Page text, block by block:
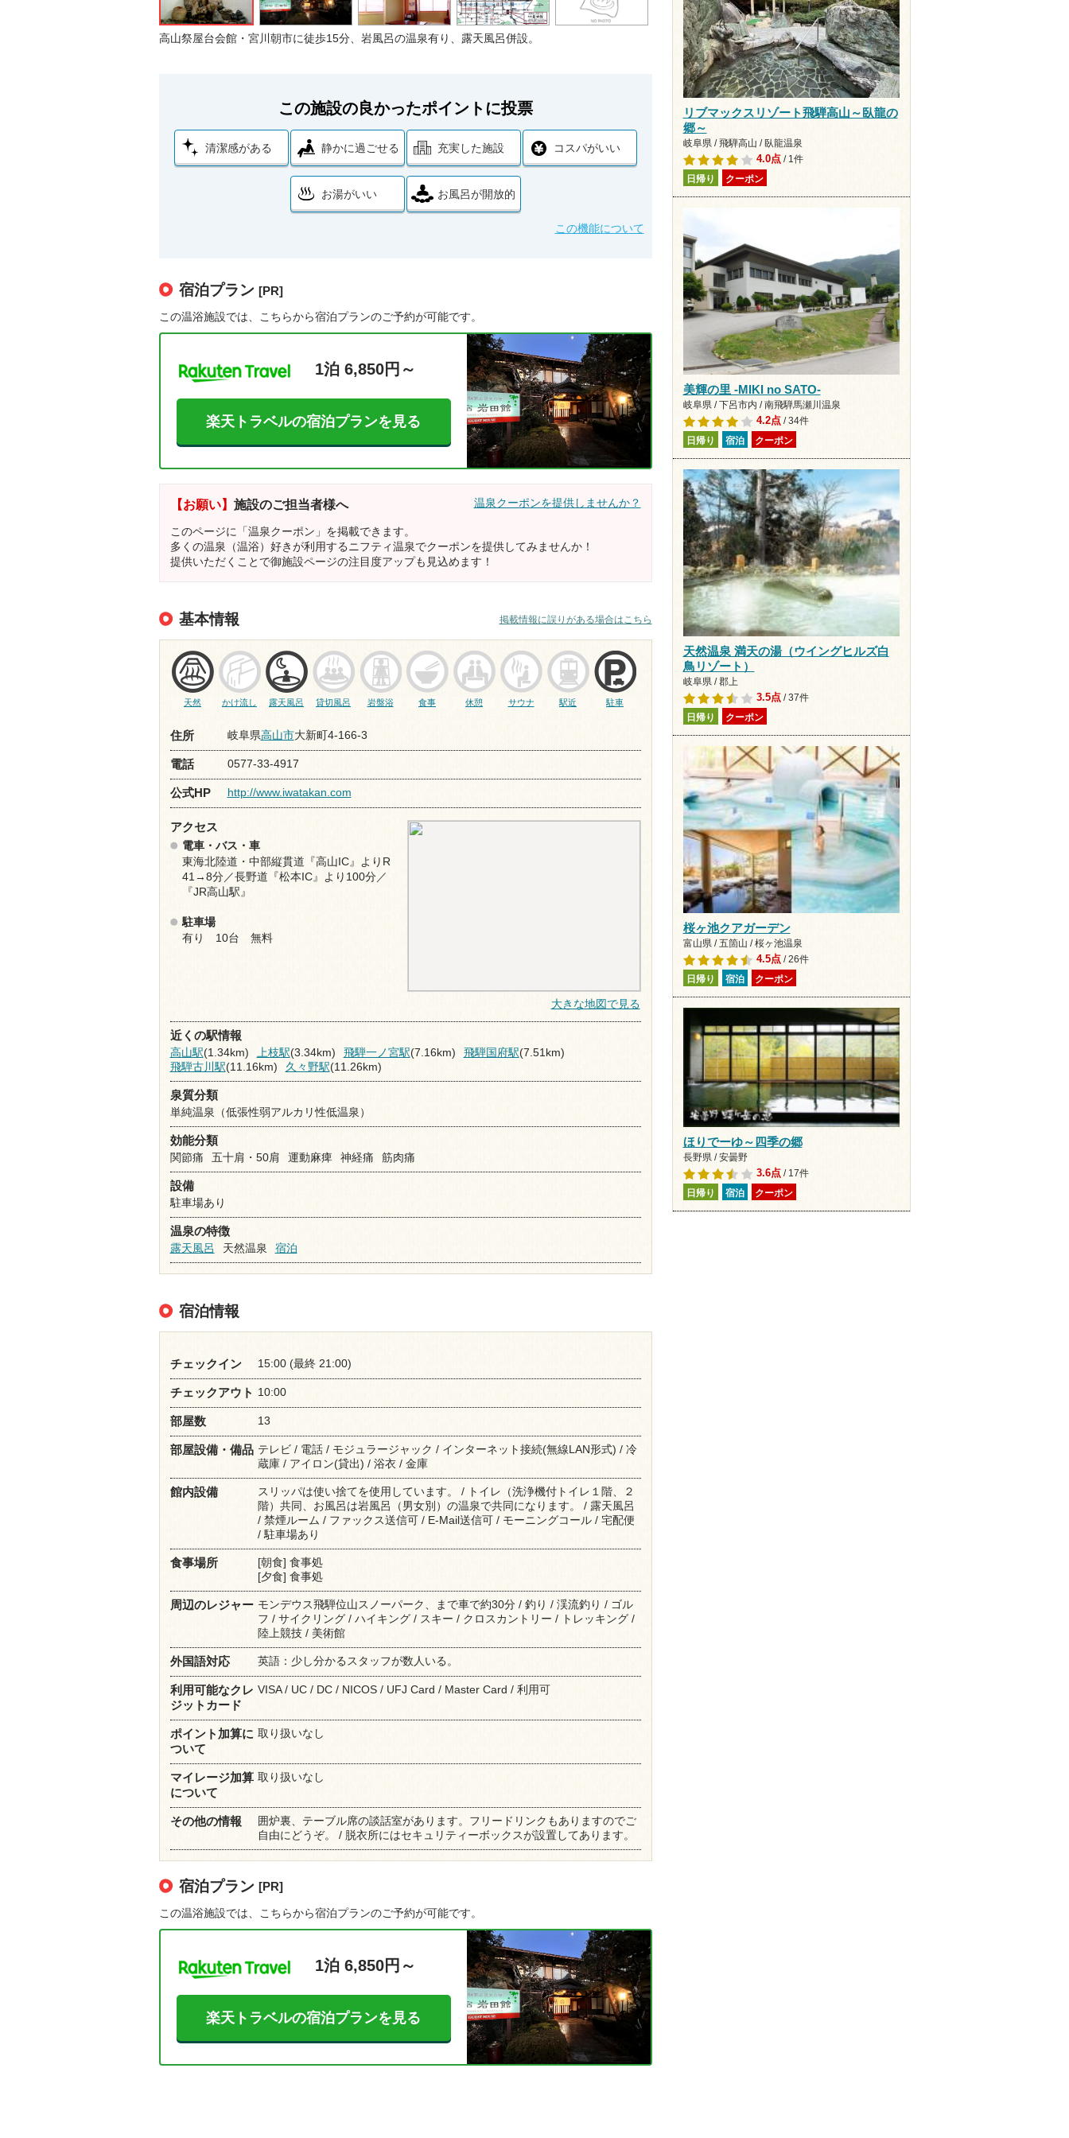
高山祭屋台会館・宮川朝市に徒歩15分、岩風呂の温泉有り、露天風呂併設。
この施設の良かったポイントに投票
清潔感がある 静かに過ごせる 充実した施設 コスパがいい
お湯がいい お風呂が開放的
この機能について
宿泊プラン [PR]
この温浴施設では、こちらから宿泊プランのご予約が可能です。
1泊 6,850円～
楽天トラベルの宿泊プランを見る
【お願い】 施設のご担当者様へ 温泉クーポンを提供しませんか？
このページに「温泉クーポン」を掲載できます。
多くの温泉（温浴）好きが利用するニフティ温泉でクーポンを提供してみませんか！
提供いただくことで御施設ページの注目度アップも見込めます！
基本情報 掲載情報に誤りがある場合はこちら
天然 かけ流し 露天風呂 貸切風呂 岩盤浴 食事 休憩 サウナ 駅近 駐車
住所 岐阜県高山市大新町4-166-3
電話 0577-33-4917
公式HP http://www.iwatakan.com
アクセス
電車・バス・車
東海北陸道・中部縦貫道『高山IC』よりR
41→8分／長野道『松本IC』より100分／
『JR高山駅』
駐車場
有り 10台 無料
大きな地図で見る
近くの駅情報
高山駅(1.34km) 上枝駅(3.34km) 飛騨一ノ宮駅(7.16km) 飛騨国府駅(7.51km)
飛騨古川駅(11.16km) 久々野駅(11.26km)
泉質分類
単純温泉（低張性弱アルカリ性低温泉）
効能分類
関節痛
五十肩・50肩 運動麻痺 神経痛 筋肉痛
設備
駐車場あり
温泉の特徴
露天風呂
天然温泉 宿泊
宿泊情報
チェックイン 15:00 (最終 21:00)
チェックアウト 10:00
部屋数 13
部屋設備・備品 テレビ / 電話 / モジュラージャック / インターネット接続(無線LAN形式) / 冷
蔵庫 / アイロン(貸出) / 浴衣 / 金庫
館内設備
スリッパは使い捨てを使用しています。 / トイレ（洗浄機付トイレ１階、２
階）共同、お風呂は岩風呂（男女別）の温泉で共同になります。 / 露天風呂
/ 禁煙ルーム / ファックス送信可 / E-Mail送信可 / モーニングコール / 宅配便
/ 駐車場あり
食事場所
[朝食] 食事処
[夕食] 食事処
周辺のレジャー モンデウス飛騨位山スノーパーク、まで車で約30分 / 釣り / 渓流釣り / ゴル
フ / サイクリング / ハイキング / スキー / クロスカントリー / トレッキング /
陸上競技 / 美術館
外国語対応 英語：少し分かるスタッフが数人いる。
利用可能なクレ
ジットカード
VISA / UC / DC / NICOS / UFJ Card / Master Card / 利用可
ポイント加算に
ついて
取り扱いなし
マイレージ加算
について
取り扱いなし
その他の情報
囲炉裏、テーブル席の談話室があります。フリードリンクもありますのでご
自由にどうぞ。 / 脱衣所にはセキュリティーボックスが設置してあります。
宿泊プラン [PR]
この温浴施設では、こちらから宿泊プランのご予約が可能です。
1泊 6,850円～
楽天トラベルの宿泊プランを見る
リブマックスリゾート飛騨高山～臥龍の
郷～
岐阜県 / 飛騨高山 / 臥龍温泉
4.0点/ 1件
日帰り クーポン
美輝の里 -MIKI no SATO-
岐阜県 / 下呂市内 / 南飛騨馬瀬川温泉
4.2点/ 34件
日帰り 宿泊 クーポン
天然温泉 満天の湯（ウイングヒルズ白
鳥リゾート）
岐阜県 / 郡上
3.5点/ 37件
日帰り クーポン
桜ヶ池クアガーデン
富山県 / 五箇山 / 桜ヶ池温泉
4.5点/ 26件
日帰り 宿泊 クーポン
ほりでーゆ～四季の郷
長野県 / 安曇野
3.6点/ 17件
日帰り 宿泊 クーポン